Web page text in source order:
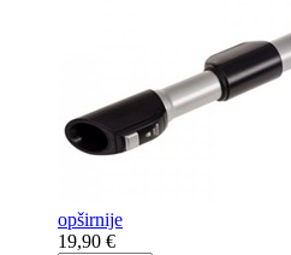
opširnije
19,90 €